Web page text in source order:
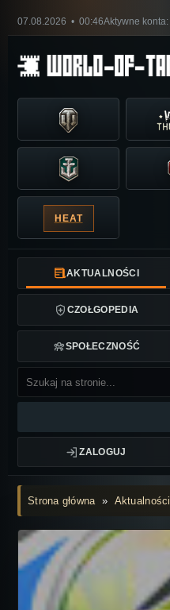
07.08.2026 • 00:46Aktywne konta:
HEAT
AKTUALNOŚCI
CZOŁGOPEDIA
SPOŁECZNOŚĆ
ZALOGUJ
Strona główna» Aktualności